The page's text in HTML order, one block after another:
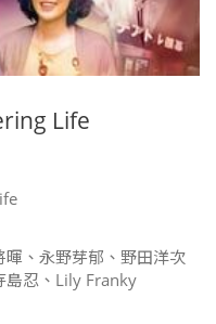
Life
暉、永野芽郁、野田洋次
島忍、Lily Franky